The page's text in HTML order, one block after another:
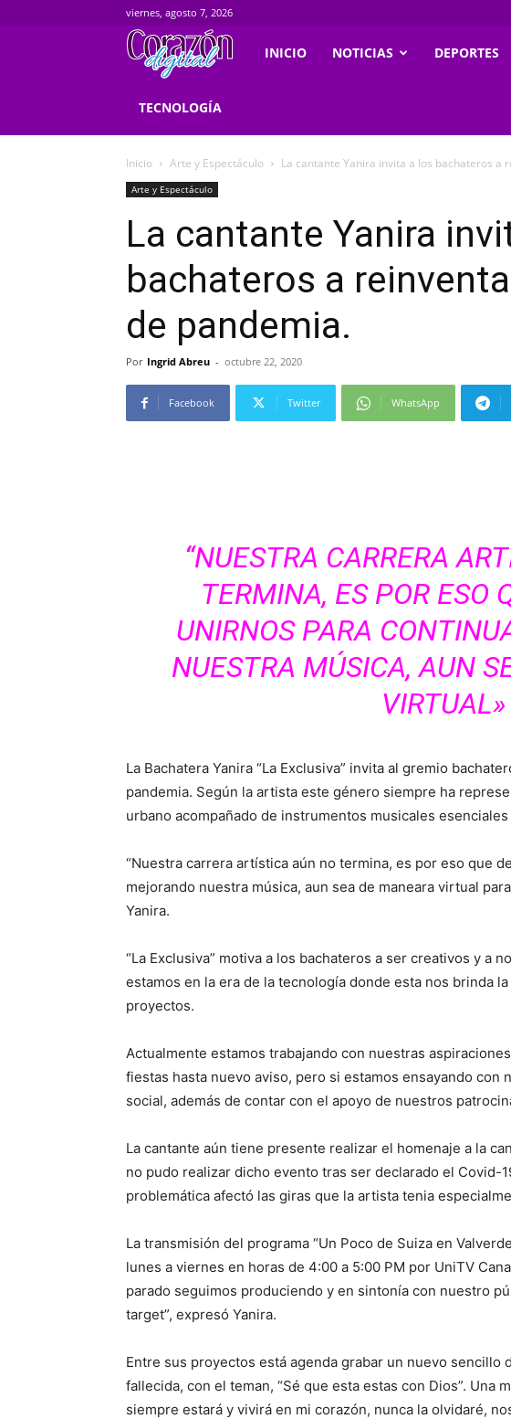
viernes, agosto 7, 2026
Corazondigital.net
INICIO NOTICIAS DEPORTES
TECNOLOGÍA
Inicio Arte y Espectáculo La cantante Yanira invita a los bachateros a
Arte y Espectáculo
La cantante Yanira
bachateros a
de pandemia.
Por Ingrid Abreu - octubre 22, 2020
Facebook Twitter WhatsApp
“NUESTRA CARRERA
TERMINA, ES POR ESO
UNIRNOS PARA
NUESTRA MÚSICA, AUN
VIRTUAL»
La Bachatera Yanira “La Exclusiva” invita al gremio
pandemia. Según la artista este género siempre ha
urbano acompañado de instrumentos musicales
“Nuestra carrera artística aún no termina, es por eso que
mejorando nuestra música, aun sea de maneara virtual
Yanira.
“La Exclusiva” motiva a los bachateros a ser creativos y a
estamos en la era de la tecnología donde esta nos brinda
proyectos.
Actualmente estamos trabajando con nuestras
fiestas hasta nuevo aviso, pero si estamos ensayando con
social, además de contar con el apoyo de nuestros
La cantante aún tiene presente realizar el homenaje a la
no pudo realizar dicho evento tras ser declarado el Covid-
problemática afectó las giras que la artista tenia
La transmisión del programa “Un Poco de Suiza en
lunes a viernes en horas de 4:00 a 5:00 PM por UniTV
parado seguimos produciendo y en sintonía con nuestro
target”, expresó Yanira.
Entre sus proyectos está agenda grabar un nuevo sencillo
fallecida, con el teman, “Sé que esta estas con Dios”. Una
siempre estará y vivirá en mi corazón, nunca la olvidaré,